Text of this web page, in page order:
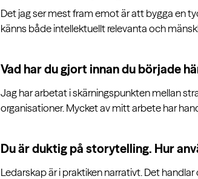
Det jag ser mest fram emot är att bygga en
känns både intellektuellt relevanta och
Vad har du gjort innan du började
Jag har arbetat i skärningspunkten mellan
organisationer. Mycket av mitt arbete har
Du är duktig på storytelling. Hur
Ledarskap är i praktiken narrativt. Det